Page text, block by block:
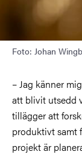
Foto: Johan
– Jag känner
att blivit utsedd
tillägger att
produktivt samt
projekt är